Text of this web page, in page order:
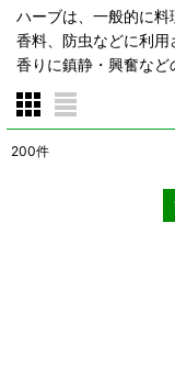
ハーブは、一般的に料
香料、防虫などに利用
香りに鎮静・興奮など
200件